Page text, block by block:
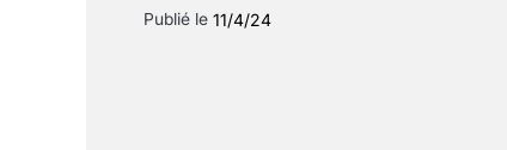
Publié le 11/4/24